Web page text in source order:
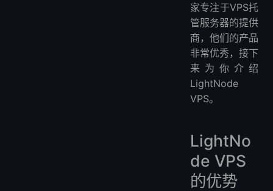
家专注于VPS托
管服务器的提供
商，他们的产品
非常优秀，接下
来为你介绍
LightNode
VPS。
LightNo
de VPS
的优势